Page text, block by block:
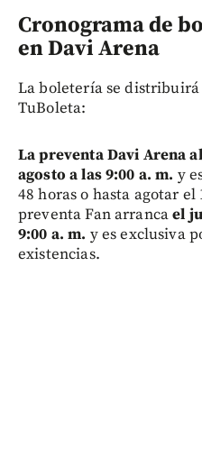
Cronograma de
en Davi Arena
La boletería se distribuirá
TuBoleta:
La preventa Davi Arena
agosto a las 9:00 a. m. y
48 horas o hasta agotar
preventa Fan arrancael
9:00 a. m. y es exclusiva
existencias.